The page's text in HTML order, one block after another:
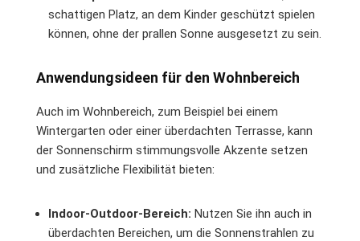
schattigen Platz, an dem Kinder geschützt spielen
können, ohne der prallen Sonne ausgesetzt zu sein.
Anwendungsideen für den Wohnbereich
Auch im Wohnbereich, zum Beispiel bei einem
Wintergarten oder einer überdachten Terrasse, kann
der Sonnenschirm stimmungsvolle Akzente setzen
und zusätzliche Flexibilität bieten:
Indoor-Outdoor-Bereich: Nutzen Sie ihn auch in
überdachten Bereichen, um die Sonnenstrahlen zu